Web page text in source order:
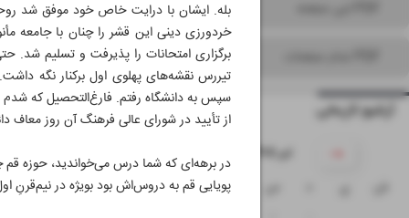
بله. ایشان با درایت خاص خود موفق شد
خردورزی دینی این قشر را چنان با جامعه
برگزاری امتحانات را پذیرفت و تسلیم شد.
تیررس نقشه‌های پهلوی اول برکنار نگه
سپس به دانشگاه رفتم. فارغ‌التحصیل که شدم
از تأیید در شورای عالی فرهنگ آن روز
در برهه‌ای که شما درس می‌خواندید، حوزه
پویایی قم به دروس‌اش بود بویژه در نیم‌قرنِ
آرشیو تاریخی
۱۴۰۵ تیر
پ ج